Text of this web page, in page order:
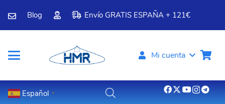
Blog Envío GRATIS ESPAÑA + 121€
Mi cuenta
Español ▼